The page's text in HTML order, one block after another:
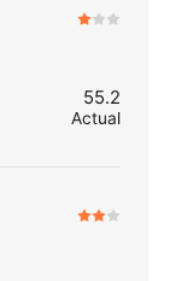
55.2
Actual